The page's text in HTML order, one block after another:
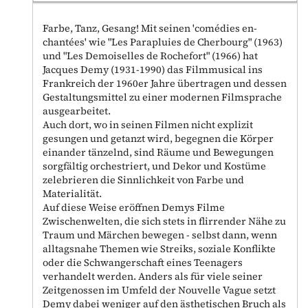
Farbe, Tanz, Gesang! Mit seinen 'comédies en-
chantées' wie "Les Parapluies de Cherbourg" (1963)
und "Les Demoiselles de Rochefort" (1966) hat
Jacques Demy (1931-1990) das Filmmusical ins
Frankreich der 1960er Jahre übertragen und dessen
Gestaltungsmittel zu einer modernen Filmsprache
ausgearbeitet.
Auch dort, wo in seinen Filmen nicht explizit
gesungen und getanzt wird, begegnen die Körper
einander tänzelnd, sind Räume und Bewegungen
sorgfältig orchestriert, und Dekor und Kostüme
zelebrieren die Sinnlichkeit von Farbe und
Materialität.
Auf diese Weise eröffnen Demys Filme
Zwischenwelten, die sich stets in flirrender Nähe zu
Traum und Märchen bewegen - selbst dann, wenn
alltagsnahe Themen wie Streiks, soziale Konflikte
oder die Schwangerschaft eines Teenagers
verhandelt werden. Anders als für viele seiner
Zeitgenossen im Umfeld der Nouvelle Vague setzt
Demy dabei weniger auf den ästhetischen Bruch als